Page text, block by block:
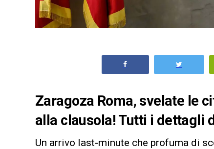
Zaragoza Roma, svelate le
alla clausola! Tutti i dettagli
Un arrivo last-minute che profuma di